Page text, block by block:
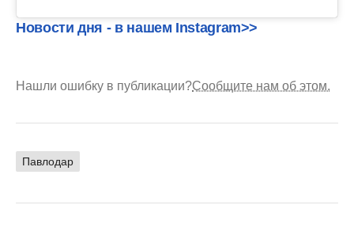
Новости дня - в нашем Instagram>>
Нашли ошибку в публикации?Сообщите нам об этом.
Павлодар